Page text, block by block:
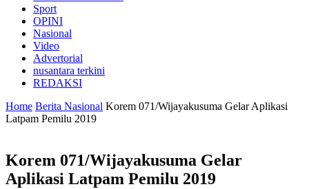
Sport
OPINI
Nasional
Video
Advertorial
nusantara terkini
REDAKSI
Home Berita Nasional Korem 071/Wijayakusuma Gelar Aplikasi
Latpam Pemilu 2019
Korem 071/Wijayakusuma Gelar
Aplikasi Latpam Pemilu 2019